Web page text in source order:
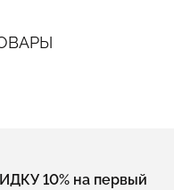
10% на первый